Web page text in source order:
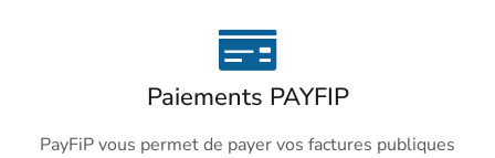
Paiements PAYFIP
PayFiP vous permet de payer vos factures publiques